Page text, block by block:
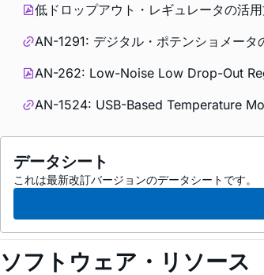
低ドロップアウト・レギュレータの活
AN-1291: デジタル・ポテンショメータ
AN-262: Low-Noise Low Drop-Out
AN-1524: USB-Based Temperature
データシート
これは最新改訂バージョンのデータシートです。
ソフトウェア・リソース